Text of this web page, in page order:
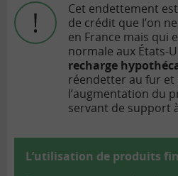
Cet endettement
de crédit que l’on
en France mais qui
normale aux États-
recharge
réendetter au fur et
l’augmentation du
servant de support
L’utilisation de produits